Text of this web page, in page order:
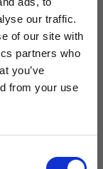
our traffic.
of our site with
partners who
you’ve
from your use
eigens
P7
durch DPS-
HPSC